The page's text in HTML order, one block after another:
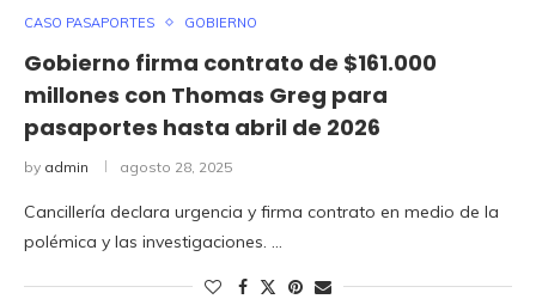
CASO PASAPORTES GOBIERNO
Gobierno firma contrato de $161.000
millones con Thomas Greg para
pasaportes hasta abril de 2026
by admin agosto 28, 2025
Cancillería declara urgencia y firma contrato en medio de la
polémica y las investigaciones. …